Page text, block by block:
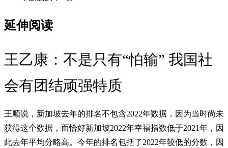
延伸阅读
王乙康：不是只有“怕输” 我国社
会有团结顽强特质
王顺说，新加坡去年的排名不包含2022年数据，因为当时尚未
获得这个数据，而恰好新加坡2022年幸福指数低于2021年，因
此去年平均分略高。今年的排名包括了2022年较低的分数，因